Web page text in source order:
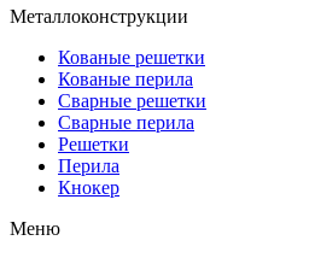
Металлоконструкции
Кованые решетки
Кованые перила
Сварные решетки
Сварные перила
Решетки
Перила
Кнокер
Меню